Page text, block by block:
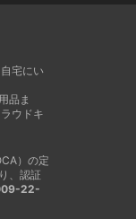
宅にい
品ま
ウドキ
）の定
、認証
22-